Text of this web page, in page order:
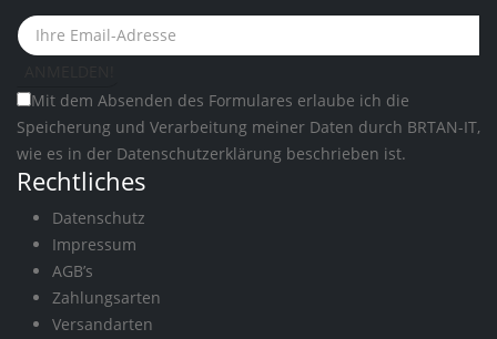
Mit dem Absenden des Formulares erlaube ich die
Speicherung und Verarbeitung meiner Daten durch BRTAN-IT,
wie es in der Datenschutzerklärung beschrieben ist.
Rechtliches
Datenschutz
Impressum
AGB’s
Zahlungsarten
Versandarten